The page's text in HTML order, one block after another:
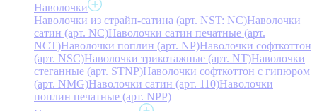
Наволочки
Наволочки из страйп-сатина (арт. NST: NC)Наволочки
сатин (арт. NC)Наволочки сатин печатные (арт.
NCT)Наволочки поплин (арт. NP)Наволочки софткоттон
(арт. NSC)Наволочки трикотажные (арт. NT)Наволочки
стеганные (арт. STNP)Наволочки софткоттон с гипюром
(арт. NMG)Наволочки сатин (арт. 110)Наволочки
поплин печатные (арт. NPP)